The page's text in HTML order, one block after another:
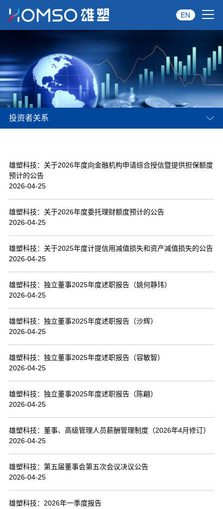
关于雄塑
产品中心
品牌服务
资讯中心
经典案例
联系我们
EN
投资者关系
雄塑科技：关于2026年度向金融机构申请综合授信暨提供担保额度
预计的公告
2026-04-25
雄塑科技：关于2026年度委托理财额度预计的公告
2026-04-25
雄塑科技：关于2025年度计提信用减值损失和资产减值损失的公告
2026-04-25
雄塑科技：独立董事2025年度述职报告（姚何静玮）
2026-04-25
雄塑科技：独立董事2025年度述职报告（沙辉）
2026-04-25
雄塑科技：独立董事2025年度述职报告（容敏智）
2026-04-25
雄塑科技：独立董事2025年度述职报告（陈翩）
2026-04-25
雄塑科技：董事、高级管理人员薪酬管理制度（2026年4月修订）
2026-04-25
雄塑科技：第五届董事会第五次会议决议公告
2026-04-25
雄塑科技：2026年一季度报告